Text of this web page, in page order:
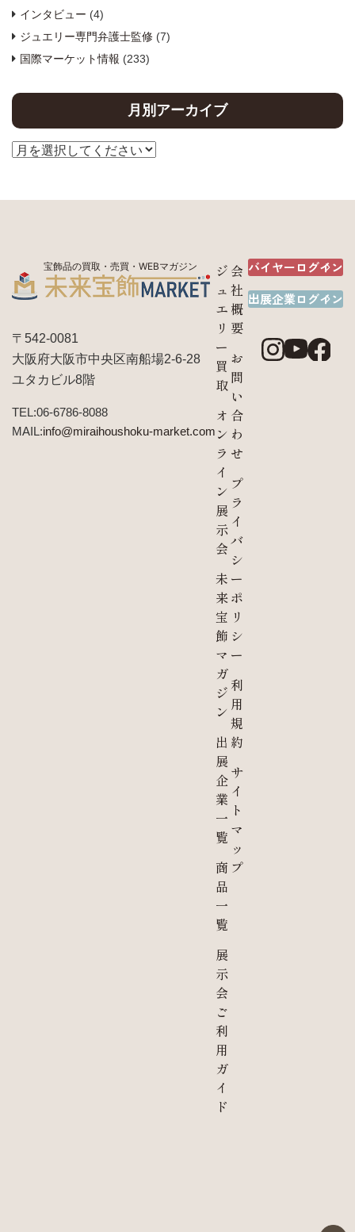
インタビュー (4)
ジュエリー専門弁護士監修 (7)
国際マーケット情報 (233)
月別アーカイブ
宝飾品の買取・売買・WEBマガジン
〒542-0081
大阪府大阪市中央区南船場2-6-28
ユタカビル8階
TEL:06-6786-8088
MAIL:info@miraihoushoku-market.com
ジ
ュ
エ
リ
ー
買
取
オ
ン
ラ
イ
ン
展
示
会
未
来
宝
飾
マ
ガ
ジ
ン
出
展
企
業
一
覧
商
品
一
覧
展
示
会
ご
利
用
ガ
イ
ド
会
社
概
要
お
問
い
合
わ
せ
プ
ラ
イ
バ
シ
ー
ポ
リ
シ
ー
利
用
規
約
サ
イ
ト
マ
ッ
プ
バイヤーログイン
出展企業ログイン